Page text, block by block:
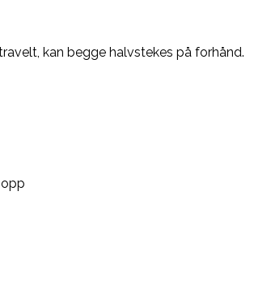
kan begge halvstekes på forhånd.